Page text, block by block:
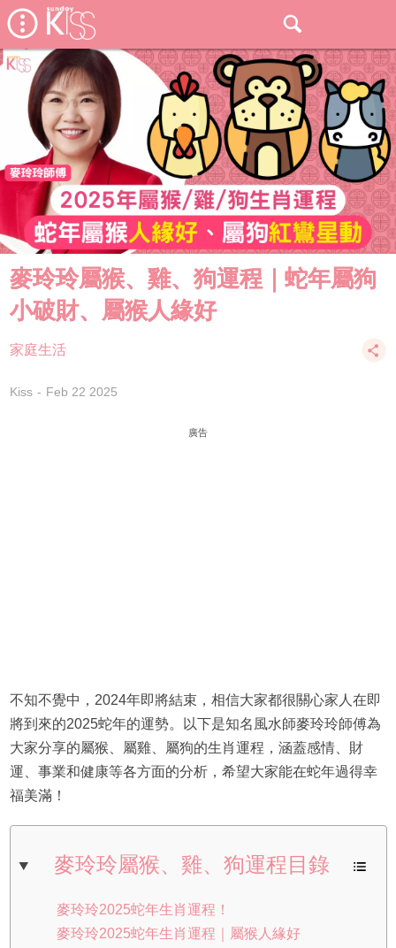
麥玲玲屬猴、雞、狗運程｜蛇年屬狗
小破財、屬猴人緣好
家庭生活
Kiss Feb 22 2025
廣告
不知不覺中，2024年即將結束，相信大家都很關心家人在即
將到來的2025蛇年的運勢。以下是知名風水師麥玲玲師傅為
大家分享的屬猴、屬雞、屬狗的生肖運程，涵蓋感情、財
運、事業和健康等各方面的分析，希望大家能在蛇年過得幸
福美滿！
麥玲玲屬猴、雞、狗運程目錄
麥玲玲2025蛇年生肖運程！
麥玲玲2025蛇年生肖運程｜屬猴人緣好